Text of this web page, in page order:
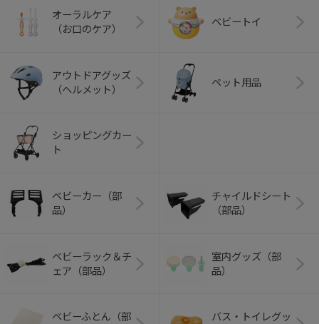
オーラルケア
（お口のケア）
ベビートイ
アウトドアグッズ
（ヘルメット）
ペット用品
ショッピングカー
ト
ベビーカー（部
品）
チャイルドシート
（部品）
ベビーラック＆チ
ェア（部品）
室内グッズ（部
品）
ベビーふとん（部
バス・トイレグッ